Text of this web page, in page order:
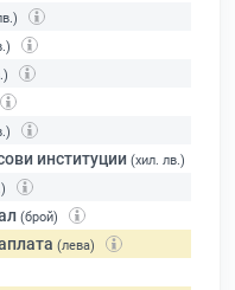
институции (хил. лв.)
(брой)
(лева)